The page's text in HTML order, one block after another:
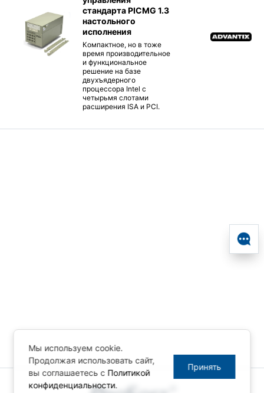
стандарта PICMG 1.3
настольного
исполнения
Компактное, но в тоже
время производительное
и функциональное
решение на базе
двухъядерного
процессора Intel с
четырьмя слотами
расширения ISA и PCI.
Мы используем cookie.
Продолжая использовать сайт,
вы соглашаетесь с Политикой
конфиденциальности.
Принять